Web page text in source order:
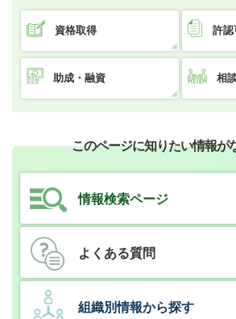
資格取得 許認
助成・融資 相
このページに知りたい情報が
情報検索ページ
よくある質問
組織別情報から探す